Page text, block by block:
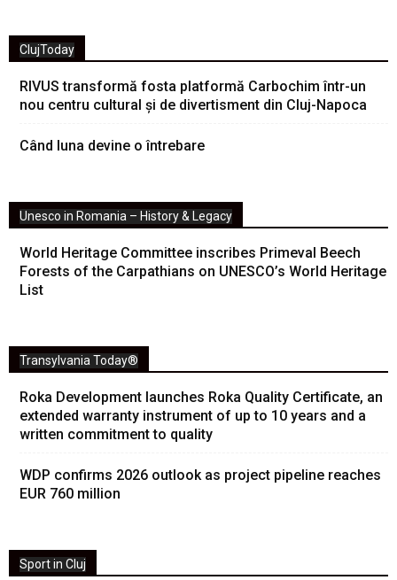
ClujToday
RIVUS transformă fosta platformă Carbochim într-un
nou centru cultural și de divertisment din Cluj-Napoca
Când luna devine o întrebare
Unesco in Romania – History & Legacy
World Heritage Committee inscribes Primeval Beech
Forests of the Carpathians on UNESCO’s World Heritage
List
Transylvania Today®
Roka Development launches Roka Quality Certificate, an
extended warranty instrument of up to 10 years and a
written commitment to quality
WDP confirms 2026 outlook as project pipeline reaches
EUR 760 million
Sport in Cluj